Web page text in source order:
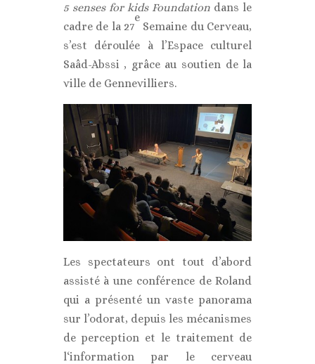
5 senses for kids Foundation dans le
cadre de la 27
e
Semaine du Cerveau,
s’est déroulée à l’Espace culturel
Saâd-Abssi , grâce au soutien de la
ville de Gennevilliers.
Les spectateurs ont tout d’abord
assisté à une conférence de Roland
qui a présenté un vaste panorama
sur l’odorat, depuis les mécanismes
de perception et le traitement de
l‘information par le cerveau